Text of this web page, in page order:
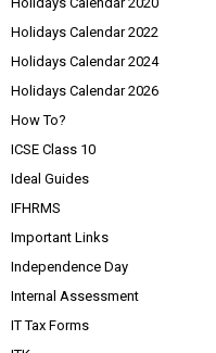
Holidays Calendar 2022
Holidays Calendar 2024
Holidays Calendar 2026
How To?
ICSE Class 10
Ideal Guides
IFHRMS
Important Links
Independence Day
Internal Assessment
IT Tax Forms